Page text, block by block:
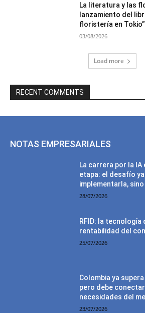
La literatura y las
lanzamiento del
floristería en Tokio”
03/08/2026
Load more
RECENT COMMENTS
NOTAS EMPRESARIALES
La carrera por la IA
etapa: el desafío
implementarla,
28/07/2026
RFID: la tecnología
rentabilidad del
25/07/2026
Colombia ya
pero debe
necesidades del
23/07/2026